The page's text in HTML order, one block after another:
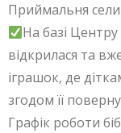
Приймальня
На базі
відкрилася та
іграшок, де
згодом її
Графік роботи